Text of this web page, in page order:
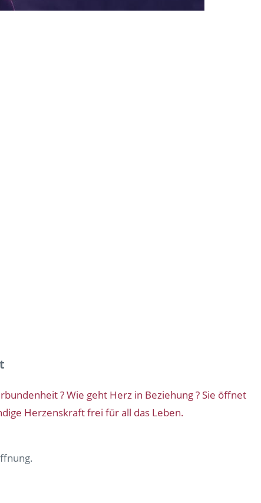
? Wie geht Herz in Beziehung ? Sie öffnet
Herzenskraft frei für all das Leben.